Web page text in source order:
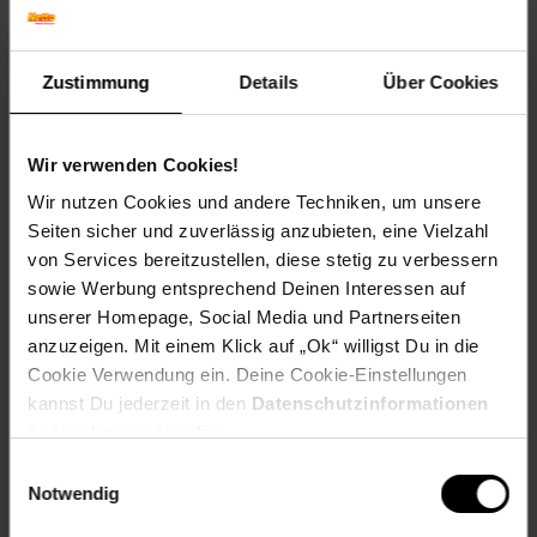
Zustimmung Details Über Cookies
Wir verwenden Cookies!
Wir nutzen Cookies und andere Techniken, um unsere
Seiten sicher und zuverlässig anzubieten, eine Vielzahl
von Services bereitzustellen, diese stetig zu verbessern
sowie Werbung entsprechend Deinen Interessen auf
unserer Homepage, Social Media und Partnerseiten
anzuzeigen. Mit einem Klick auf „Ok“ willigst Du in die
Cookie Verwendung ein. Deine Cookie-Einstellungen
kannst Du jederzeit in den Datenschutzinformationen
Notwendig
Winterfarbe: Verblasst, bleibt halbschattig
Geschmack: X
Frucht: Keine Frucht
Blattform: Lineal
Standortempfehlung: Sonnig, durchlässig
Pflegeaufwand: Mittel
Lichtbedarf: Sonnig-Halbschattig
Wasserbedarf: Mittel
Rückschnitt: Rückschnitt nach der Blüte.
Schnittverträglichkeit: Schlecht
Bodenansprüche: humos und gut durchlässig
Nährstoffgehalt: Mittel
Frosthärte: bis -28 °C
Verwendung: In Klein- und Vorgärten,In Parkanlagen,Im
Eigenschaften